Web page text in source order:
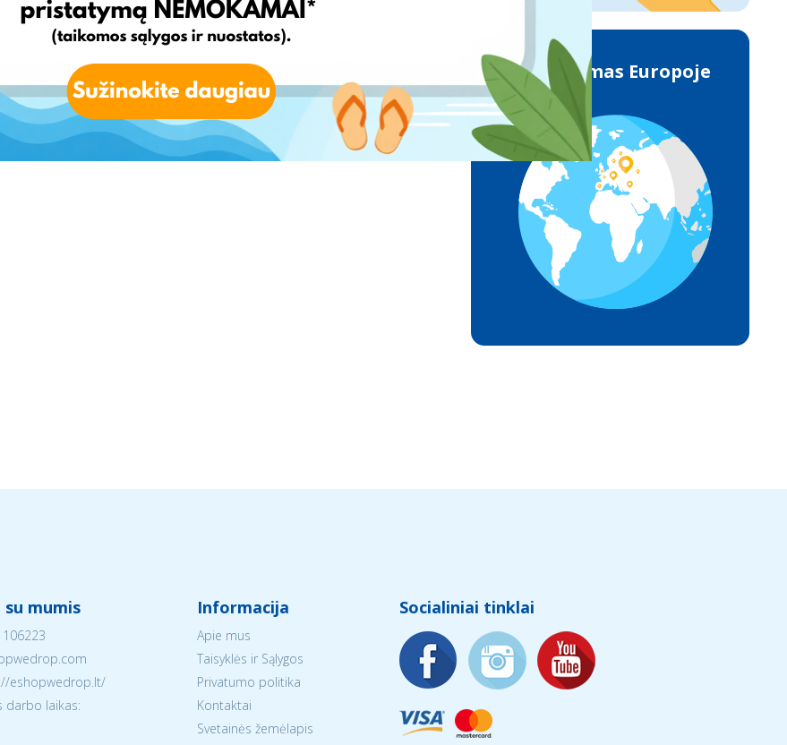
Pristatymas Europoje
mumis
eshopwedrop.lt/
darbo laikas:
Informacija
Apie mus
Taisyklės ir Sąlygos
Privatumo politika
Kontaktai
Svetainės žemėlapis
Socialiniai tinklai